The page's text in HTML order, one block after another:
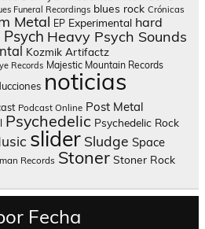
Funeral Recordings blues rock Crónicas
Metal EP Experimental hard
Heavy Psych Sounds
Kozmik Artifactz
Records Majestic Mountain Records
noticias
Podcast Online Post Metal
Psychedelic Psychedelic Rock
slider Sludge Space
Records Stoner Stoner Rock
Fecha